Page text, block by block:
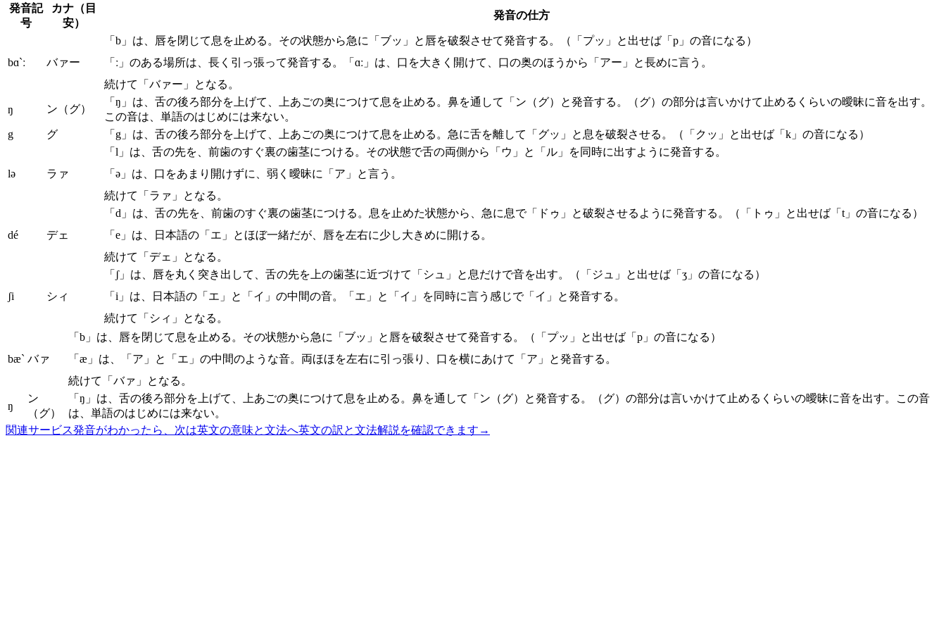
発音記
号
カナ（目
安）
発音の仕方
bɑ`ː バァー
「b」は、唇を閉じて息を止める。その状態から急に「ブッ」と唇を破裂させて発音する。（「プッ」と出せば「p」の音になる）
「ː」のある場所は、長く引っ張って発音する。「ɑː」は、口を大きく開けて、口の奥のほうから「アー」と長めに言う。
続けて「バァー」となる。
ŋ ン（グ）
「ŋ」は、舌の後ろ部分を上げて、上あごの奥につけて息を止める。鼻を通して「ン（グ）と発音する。（グ）の部分は言いかけて止めるくらいの曖昧に音を出す。
この音は、単語のはじめには来ない。
g
グ 「g」は、舌の後ろ部分を上げて、上あごの奥につけて息を止める。急に舌を離して「グッ」と息を破裂させる。（「クッ」と出せば「k」の音になる）
lə ラァ
「l」は、舌の先を、前歯のすぐ裏の歯茎につける。その状態で舌の両側から「ウ」と「ル」を同時に出すように発音する。
「ə」は、口をあまり開けずに、弱く曖昧に「ア」と言う。
続けて「ラァ」となる。
dé デェ
「d」は、舌の先を、前歯のすぐ裏の歯茎につける。息を止めた状態から、急に息で「ドゥ」と破裂させるように発音する。（「トゥ」と出せば「t」の音になる）
「e」は、日本語の「エ」とほぼ一緒だが、唇を左右に少し大きめに開ける。
続けて「デェ」となる。
ʃi シィ
「ʃ」は、唇を丸く突き出して、舌の先を上の歯茎に近づけて「シュ」と息だけで音を出す。（「ジュ」と出せば「ʒ」の音になる）
「i」は、日本語の「エ」と「イ」の中間の音。「エ」と「イ」を同時に言う感じで「イ」と発音する。
続けて「シィ」となる。
bæ` バァ
「b」は、唇を閉じて息を止める。その状態から急に「ブッ」と唇を破裂させて発音する。（「プッ」と出せば「p」の音になる）
「æ」は、「ア」と「エ」の中間のような音。両ほほを左右に引っ張り、口を横にあけて「ア」と発音する。
続けて「バァ」となる。
ŋ
ン
（グ）
「ŋ」は、舌の後ろ部分を上げて、上あごの奥につけて息を止める。鼻を通して「ン（グ）と発音する。（グ）の部分は言いかけて止めるくらいの曖昧に音を出す。この音
は、単語のはじめには来ない。
関連サービス発音がわかったら、次は英文の意味と文法へ英文の訳と文法解説を確認できます →